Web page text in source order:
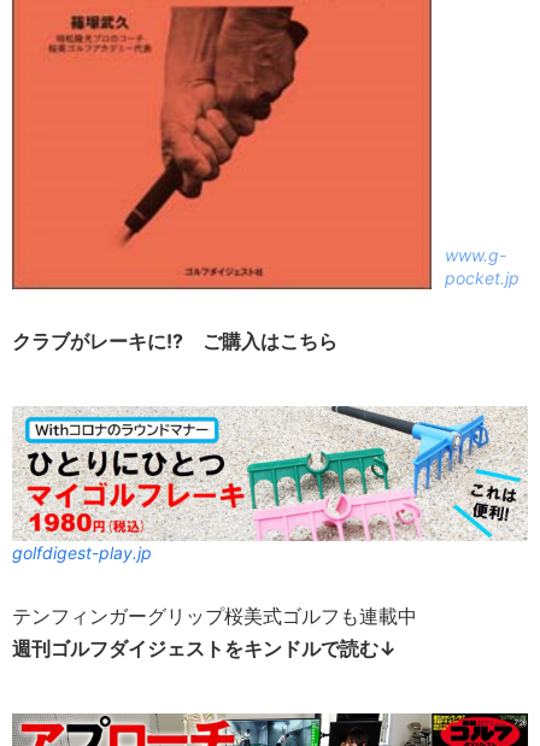
www.g-
pocket.jp
クラブがレーキに!? ご購入はこちら
golfdigest-play.jp
テンフィンガーグリップ桜美式ゴルフも連載中
週刊ゴルフダイジェストをキンドルで読む↓